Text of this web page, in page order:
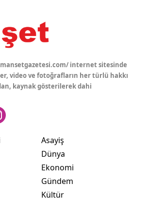
internet sitesinde
video ve fotoğrafların her türlü hakkı
kaynak gösterilerek dahi
Asayiş
Dünya
Ekonomi
Gündem
Kültür